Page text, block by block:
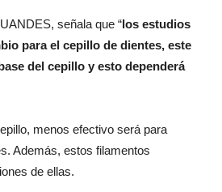
señala que “los estudios
para el cepillo de dientes, este
del cepillo y esto dependerá
menos efectivo será para
Además, estos filamentos
de ellas.